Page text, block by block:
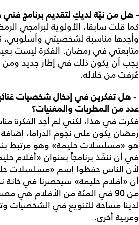
- هل من نيّة لديكِ لتقديم برنامج فني
كما قلت سابقاً، الأولوية لبرامجي
وأجدها مناسبة لشخصيتي وأسلوبي،
متابعتي في رمضان. الفكرة ليست
يجب أن يكون ذلك في إطار جديد
عُرفت من خلاله.
- هل تفكرين في إدخال شخصيات
عدد من المطربات والمغنيات؟
فكرت في هذا، لكني لم أجد الفكرة
رمضان يكون على نجوم الدراما،
هو «مسلسلات حليمة» وهو مرتبط
في أن ننفّذ برنامجاً بعنوان «أفلام
لأن الناس حفظوا إسم «مسلسلات
أن «أفلام حليمة» سيحصرنا في خانة
من 90 في المئة من الأفلام هي
لدينا مساحة للتنويع في الشخصيات
وعربية أخرى.